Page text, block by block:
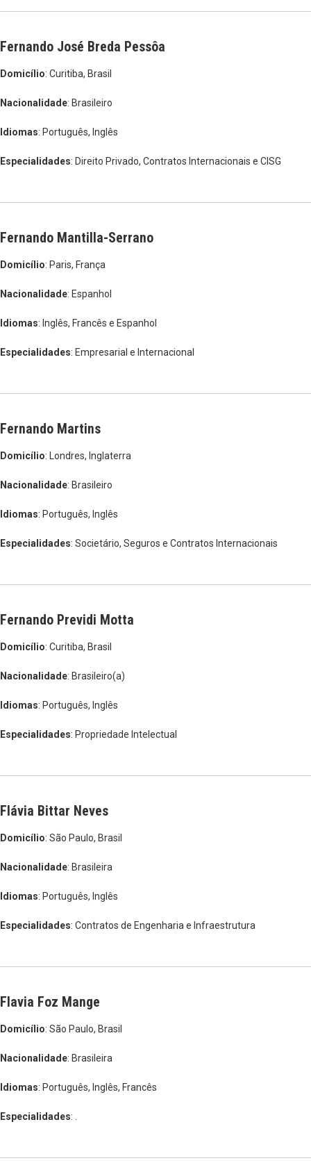
Fernando José Breda Pessôa
Domicílio: Curitiba, Brasil
Nacionalidade: Brasileiro
Idiomas: Português, Inglês
Especialidades: Direito Privado, Contratos Internacionais e CISG
Fernando Mantilla-Serrano
Domicílio: Paris, França
Nacionalidade: Espanhol
Idiomas: Inglês, Francês e Espanhol
Especialidades: Empresarial e Internacional
Fernando Martins
Domicílio: Londres, Inglaterra
Nacionalidade: Brasileiro
Idiomas: Português, Inglês
Especialidades: Societário, Seguros e Contratos Internacionais
Fernando Previdi Motta
Domicílio: Curitiba, Brasil
Nacionalidade: Brasileiro(a)
Idiomas: Português, Inglês
Especialidades: Propriedade Intelectual
Flávia Bittar Neves
Domicílio: São Paulo, Brasil
Nacionalidade: Brasileira
Idiomas: Português, Inglês
Especialidades: Contratos de Engenharia e Infraestrutura
Flavia Foz Mange
Domicílio: São Paulo, Brasil
Nacionalidade: Brasileira
Idiomas: Português, Inglês, Francês
Especialidades: .